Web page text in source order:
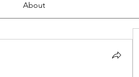
About